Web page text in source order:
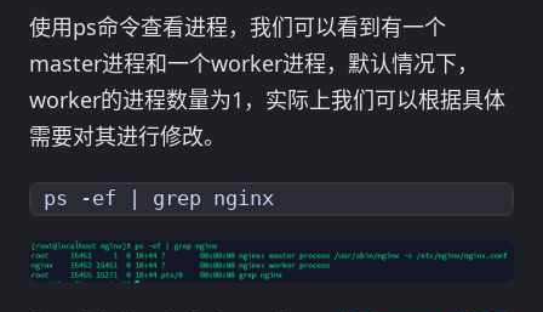
使用ps命令查看进程，我们可以看到有一个
master进程和一个worker进程，默认情况下，
worker的进程数量为1，实际上我们可以根据具体
需要对其进行修改。
ps -ef